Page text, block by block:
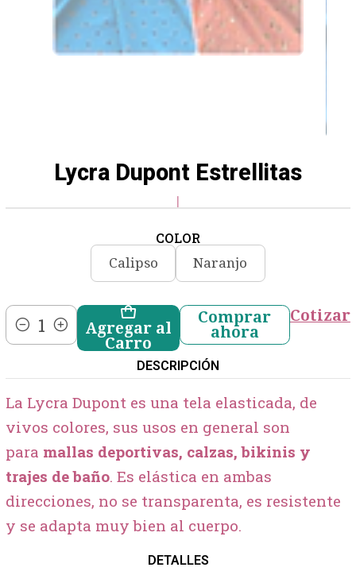
Lycra Dupont Estrellitas
|
COLOR
Calipso Naranjo
Cantidad
Agregar al
Carro
Comprar
ahora
Cotizar
DESCRIPCIÓN
La Lycra Dupont es una tela elasticada, de
vivos colores, sus usos en general son
para mallas deportivas, calzas, bikinis y
trajes de baño. Es elástica en ambas
direcciones, no se transparenta, es resistente
y se adapta muy bien al cuerpo.
DETALLES